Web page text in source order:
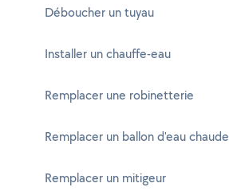
Déboucher un tuyau
Installer un chauffe-eau
Remplacer une robinetterie
Remplacer un ballon d'eau chaude
Remplacer un mitigeur